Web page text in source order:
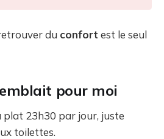
du confort est le seul
pour moi
plat 23h30 par jour, juste
toilettes.